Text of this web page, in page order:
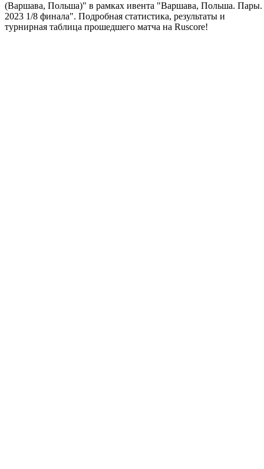
(Варшава, Польша)" в рамках ивента "Варшава, Польша. Пары.
2023 1/8 финала". Подробная статистика, результаты и
турнирная таблица прошедшего матча на Ruscore!